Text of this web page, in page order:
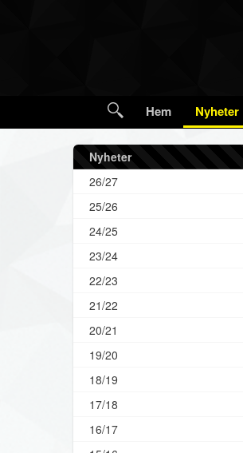
Hem Nyheter
Nyheter
26/27
25/26
24/25
23/24
22/23
21/22
20/21
19/20
18/19
17/18
16/17